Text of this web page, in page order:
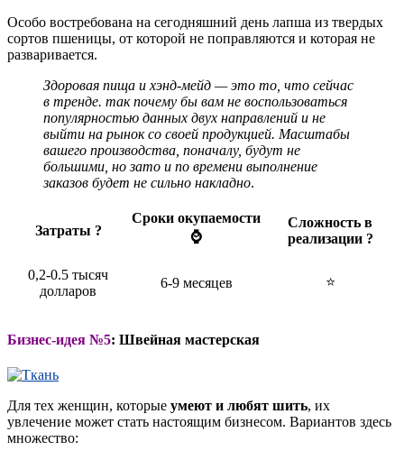
Особо востребована на сегодняшний день лапша из твердых
сортов пшеницы, от которой не поправляются и которая не
разваривается.
Здоровая пища и хэнд-мейд — это то, что сейчас
в тренде. так почему бы вам не воспользоваться
популярностью данных двух направлений и не
выйти на рынок со своей продукцией. Масштабы
вашего производства, поначалу, будут не
большими, но зато и по времени выполнение
заказов будет не сильно накладно.
Затраты ?
Сроки окупаемости
⌚
Сложность в
реализации ?
0,2-0.5 тысяч
долларов
6-9 месяцев ⭐
Бизнес-идея №5: Швейная мастерская
Для тех женщин, которые умеют и любят шить, их
увлечение может стать настоящим бизнесом. Вариантов здесь
множество: